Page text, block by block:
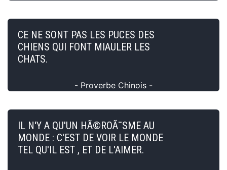
CE NE SONT PAS LES PUCES DES
CHIENS QUI FONT MIAULER LES
CHATS.
- Proverbe Chinois -
IL N'Y A QU'UN HÃ©ROÃ¯SME AU
MONDE : C'EST DE VOIR LE MONDE
TEL QU'IL EST , ET DE L'AIMER.